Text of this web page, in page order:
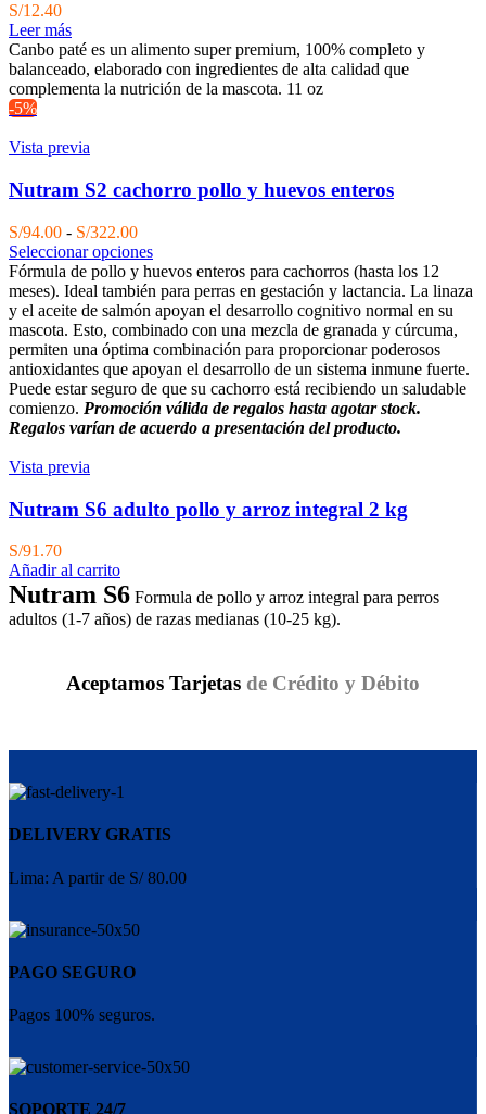
S/12.40
Leer más
Canbo paté es un alimento super premium, 100% completo y
balanceado, elaborado con ingredientes de alta calidad que
complementa la nutrición de la mascota. 11 oz
-5%
Vista previa
Nutram S2 cachorro pollo y huevos enteros
S/94.00 - S/322.00Rango
de
precios:
desde
S/94.00
hasta
S/322.00
Seleccionar opciones
Fórmula de pollo y huevos enteros para cachorros (hasta los 12
meses). Ideal también para perras en gestación y lactancia. La linaza
y el aceite de salmón apoyan el desarrollo cognitivo normal en su
mascota. Esto, combinado con una mezcla de granada y cúrcuma,
permiten una óptima combinación para proporcionar poderosos
antioxidantes que apoyan el desarrollo de un sistema inmune fuerte.
Puede estar seguro de que su cachorro está recibiendo un saludable
comienzo. Promoción válida de regalos hasta agotar stock.
Regalos varían de acuerdo a presentación del producto.
Vista previa
Nutram S6 adulto pollo y arroz integral 2 kg
S/91.70
Añadir al carrito
Nutram S6 Formula de pollo y arroz integral para perros
adultos (1-7 años) de razas medianas (10-25 kg).
Aceptamos Tarjetas de Crédito y Débito
DELIVERY GRATIS
Lima: A partir de S/ 80.00
PAGO SEGURO
Pagos 100% seguros.
SOPORTE 24/7